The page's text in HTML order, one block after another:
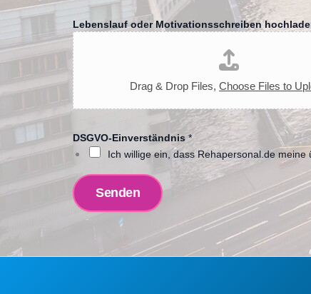
e
l
c
h
e
n
Lebenslauf oder Motivationsschreiben
Drag & Drop Files,Choose Files to
DSGVO-Einverständnis *
Ich willige ein, dass Rehapersonal.de
Senden